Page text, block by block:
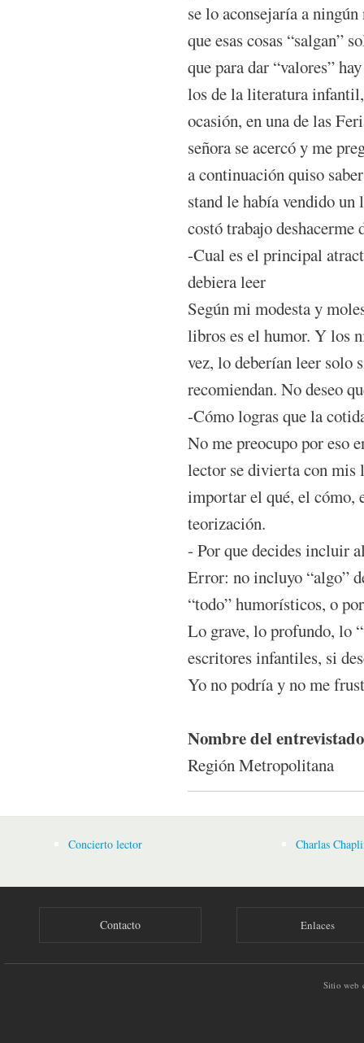
se lo aconsejaría a
que esas cosas “salgan”
que para dar “valores”
los de la literatura
ocasión, en una de las
señora se acercó y me
a continuación quiso
stand le había vendido
costó trabajo deshacerme
-Cual es el principal
debiera leer
Según mi modesta y
libros es el humor. Y los
vez, lo deberían leer solo
recomiendan. No deseo
-Cómo logras que la
No me preocupo por eso
lector se divierta con mis
importar el qué, el cómo,
teorización.
- Por que decides incluir
Error: no incluyo “algo”
“todo” humorísticos, o
Lo grave, lo profundo, lo
escritores infantiles, si
Yo no podría y no me
Nombre del
Región Metropolitana
Concierto lector Charlas
Contacto Enlaces
Sitio web